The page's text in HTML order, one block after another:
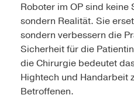
Roboter im OP sind
sondern Realität. Sie
sondern verbessern die
Sicherheit für die
die Chirurgie bedeutet
Hightech und Handarbeit
Betroffenen.